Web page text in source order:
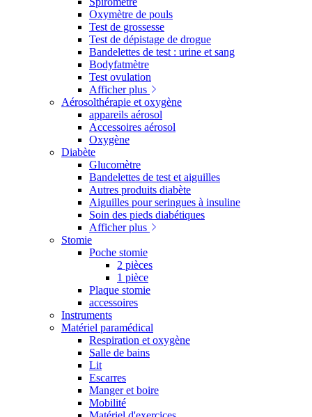
Oxymètre de pouls
Test de grossesse
Test de dépistage de drogue
Bandelettes de test : urine et sang
Bodyfatmètre
Test ovulation
Afficher plus
Aérosolthérapie et oxygène
appareils aérosol
Accessoires aérosol
Oxygène
Diabète
Glucomètre
Bandelettes de test et aiguilles
Autres produits diabète
Aiguilles pour seringues à insuline
Soin des pieds diabétiques
Afficher plus
Stomie
Poche stomie
2 pièces
1 pièce
Plaque stomie
accessoires
Instruments
Matériel paramédical
Respiration et oxygène
Salle de bains
Lit
Escarres
Manger et boire
Mobilité